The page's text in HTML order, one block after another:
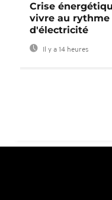
Crise
vivre au rythme
d'électricité
Il y a 14 heures